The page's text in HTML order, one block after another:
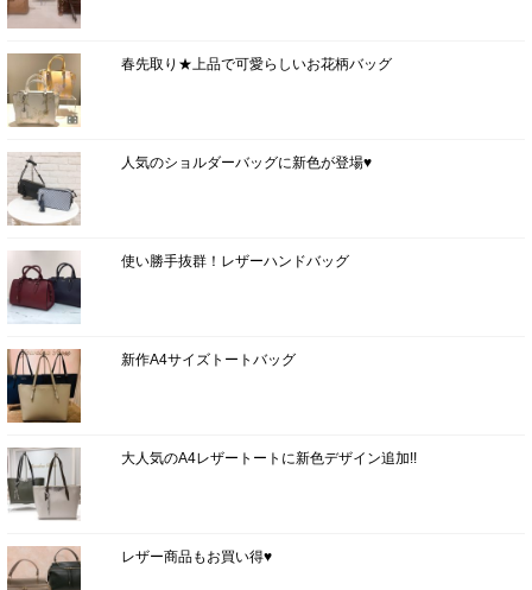
春先取り★上品で可愛らしいお花柄バッグ
人気のショルダーバッグに新色が登場♥
使い勝手抜群！レザーハンドバッグ
新作A4サイズトートバッグ
大人気のA4レザートートに新色デザイン追加!!
レザー商品もお買い得♥